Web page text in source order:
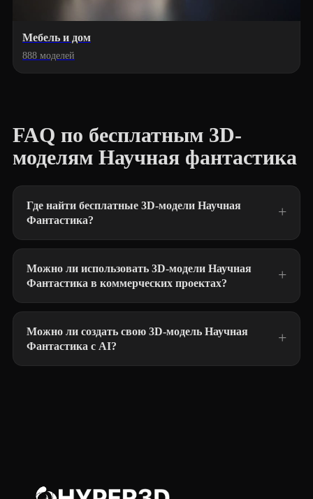
Мебель и дом
888 моделей
FAQ по бесплатным 3D-
моделям Научная фантастика
Где найти бесплатные 3D-модели Научная
Фантастика?
Можно ли использовать 3D-модели Научная
Фантастика в коммерческих проектах?
Можно ли создать свою 3D-модель Научная
Фантастика с AI?